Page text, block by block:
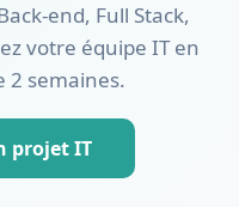
end, Full Stack,
votre équipe IT en
2 semaines.
projet IT